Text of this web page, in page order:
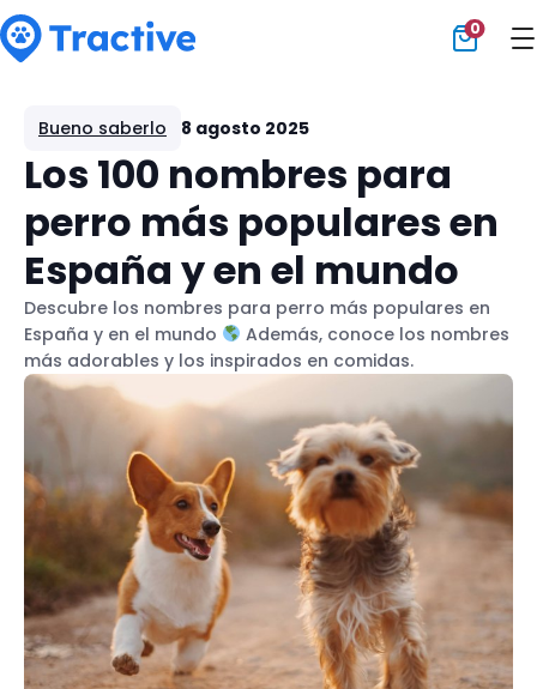
0
Bueno saberlo 8 agosto 2025
Los 100 nombres para
perro más populares en
España y en el mundo
Descubre los nombres para perro más populares en
España y en el mundo
Además, conoce los nombres
más adorables y los inspirados en comidas.